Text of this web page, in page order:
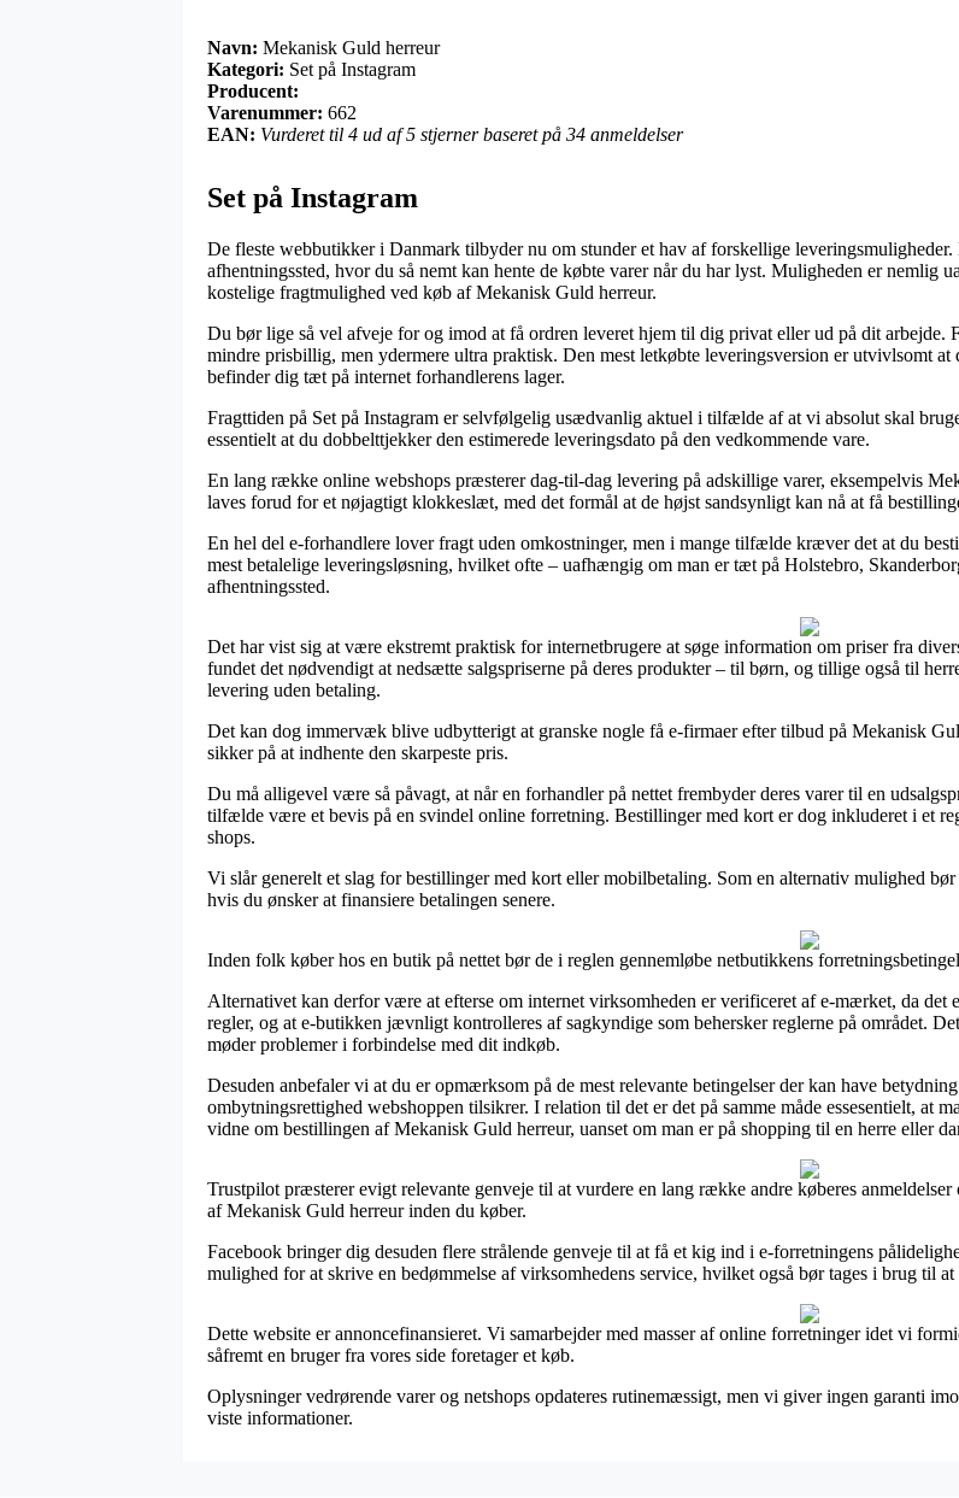
Navn: Mekanisk Guld herreur
Kategori: Set på Instagram
Producent:
Varenummer: 662
EAN: Vurderet til 4 ud af 5 stjerner baseret på 34 anmeldelser
Set på Instagram
De fleste webbutikker i Danmark tilbyder nu om stunder et hav af forskellige
afhentningssted, hvor du så nemt kan hente de købte varer når du har lyst. Muligheden er nemlig
kostelige fragtmulighed ved køb af Mekanisk Guld herreur.
Du bør lige så vel afveje for og imod at få ordren leveret hjem til dig privat eller ud på dit
mindre prisbillig, men ydermere ultra praktisk. Den mest letkøbte leveringsversion er utvivlsomt
befinder dig tæt på internet forhandlerens lager.
Fragttiden på Set på Instagram er selvfølgelig usædvanlig aktuel i tilfælde af at vi absolut skal
essentielt at du dobbelttjekker den estimerede leveringsdato på den vedkommende vare.
En lang række online webshops præsterer dag-til-dag levering på adskillige varer, eksempelvis
laves forud for et nøjagtigt klokkeslæt, med det formål at de højst sandsynligt kan nå at få
En hel del e-forhandlere lover fragt uden omkostninger, men i mange tilfælde kræver det at du
mest betalelige leveringsløsning, hvilket ofte – uafhængig om man er tæt på Holstebro,
afhentningssted.
Det har vist sig at være ekstremt praktisk for internetbrugere at søge information om priser fra
fundet det nødvendigt at nedsætte salgspriserne på deres produkter – til børn, og tillige også til
levering uden betaling.
Det kan dog immervæk blive udbytterigt at granske nogle få e-firmaer efter tilbud på Mekanisk
sikker på at indhente den skarpeste pris.
Du må alligevel være så påvagt, at når en forhandler på nettet frembyder deres varer til en
tilfælde være et bevis på en svindel online forretning. Bestillinger med kort er dog inkluderet i et
shops.
Vi slår generelt et slag for bestillinger med kort eller mobilbetaling. Som en alternativ mulighed
hvis du ønsker at finansiere betalingen senere.
Inden folk køber hos en butik på nettet bør de i reglen gennemløbe netbutikkens
Alternativet kan derfor være at efterse om internet virksomheden er verificeret af e-mærket, da det
regler, og at e-butikken jævnligt kontrolleres af sagkyndige som behersker reglerne på området.
møder problemer i forbindelse med dit indkøb.
Desuden anbefaler vi at du er opmærksom på de mest relevante betingelser der kan have
ombytningsrettighed webshoppen tilsikrer. I relation til det er det på samme måde essesentielt, at
vidne om bestillingen af Mekanisk Guld herreur, uanset om man er på shopping til en herre eller
Trustpilot præsterer evigt relevante genveje til at vurdere en lang række andre køberes
af Mekanisk Guld herreur inden du køber.
Facebook bringer dig desuden flere strålende genveje til at få et kig ind i e-forretningens
mulighed for at skrive en bedømmelse af virksomhedens service, hvilket også bør tages i brug til
Dette website er annoncefinansieret. Vi samarbejder med masser af online forretninger idet vi
såfremt en bruger fra vores side foretager et køb.
Oplysninger vedrørende varer og netshops opdateres rutinemæssigt, men vi giver ingen garanti
viste informationer.